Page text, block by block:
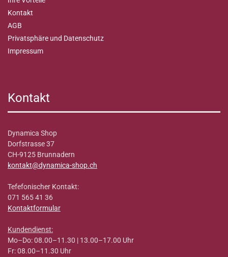
Kontakt
AGB
Privatsphäre und Datenschutz
Impressum
Kontakt
Dynamica Shop
Dorfstrasse 37
CH-9125 Brunnadern
kontakt@dynamica-shop.ch
Tefefonischer Kontakt:
071 565 41 36
Kontaktformular
Kundendienst:
Mo–Do: 08.00–11.30 | 13.00–17.00 Uhr
Fr: 08.00–11.30 Uhr